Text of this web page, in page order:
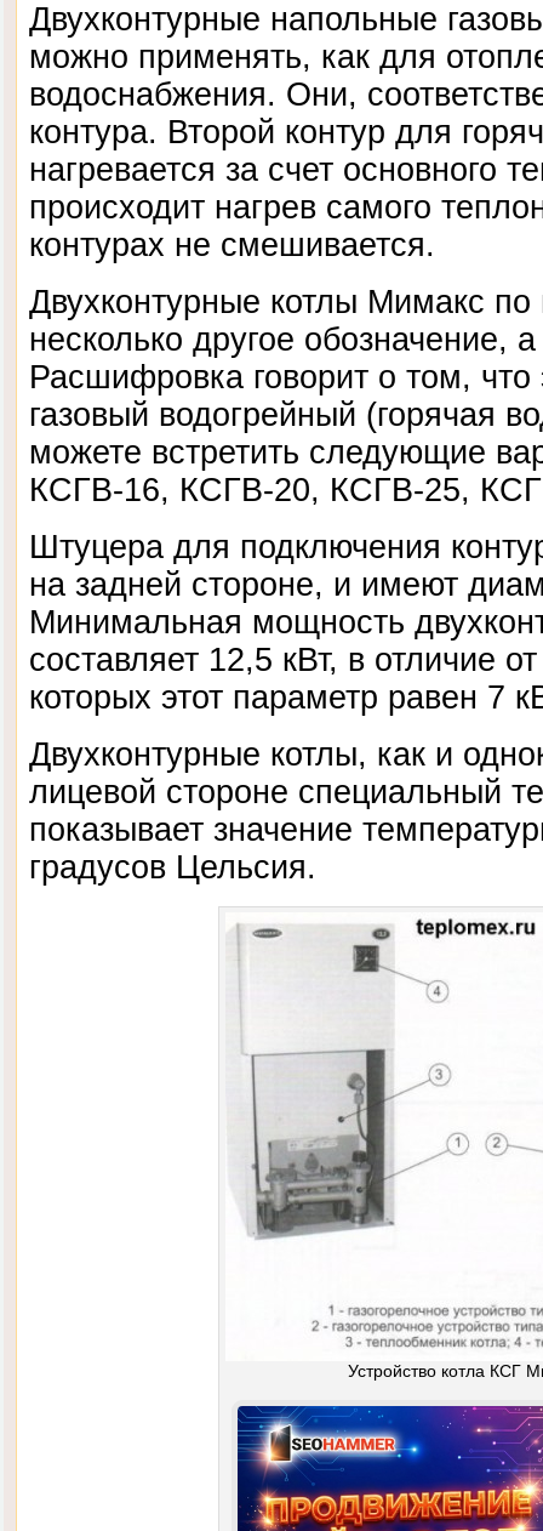
Двухконтурные напольные
можно применять, как для
водоснабжения. Они,
контура. Второй контур для
нагревается за счет основного
происходит нагрев самого
контурах не смешивается.
Двухконтурные котлы Мимакс по
несколько другое обозначение,
Расшифровка говорит о том, что
газовый водогрейный (горячая
можете встретить следующие
КСГВ-16, КСГВ-20, КСГВ-25,
Штуцера для подключения
на задней стороне, и имеют
Минимальная мощность
составляет 12,5 кВт, в отличие
которых этот параметр равен 7
Двухконтурные котлы, как и
лицевой стороне специальный
показывает значение
градусов Цельсия.
Устройство котла КСГ